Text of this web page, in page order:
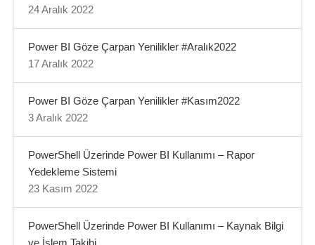
24 Aralık 2022
Power BI Göze Çarpan Yenilikler #Aralık2022
17 Aralık 2022
Power BI Göze Çarpan Yenilikler #Kasım2022
3 Aralık 2022
PowerShell Üzerinde Power BI Kullanımı – Rapor
Yedekleme Sistemi
23 Kasım 2022
PowerShell Üzerinde Power BI Kullanımı – Kaynak Bilgi